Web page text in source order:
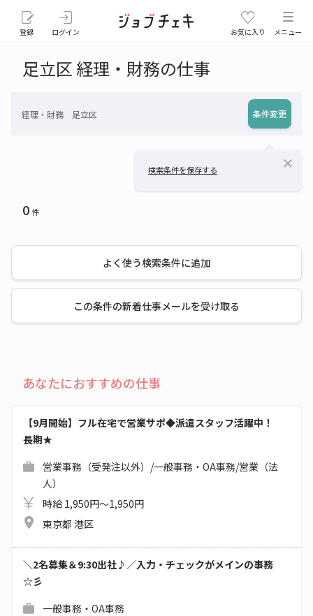
登録 ログイン お気に入り メニュー
足立区 経理・財務の仕事
経理・財務 足立区 条件変更
検索条件を保存する close
0件
よく使う検索条件に追加
この条件の新着仕事メールを受け取る
あなたにおすすめの仕事
【9月開始】フル在宅で営業サポ◆派遣スタッフ活躍中！
長期★
営業事務（受発注以外）/一般事務・OA事務/営業（法
人）
時給 1,950円～1,950円
東京都 港区
＼2名募集＆9:30出社♪／入力・チェックがメインの事務
☆彡
一般事務・OA事務